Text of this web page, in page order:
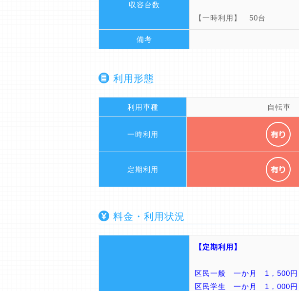
収容台数
【一時利用】 50台
備考
利用形態
利用車種 自転車
一時利用
定期利用
料金・利用状況
【定期利用】
区民一般 一か月 1，500円
区民学生 一か月 1，000円